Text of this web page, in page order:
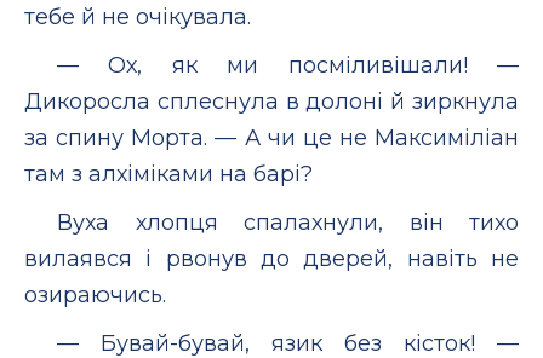
тебе й не очікувала.
— Ох, як ми посміливішали! —
Дикоросла сплеснула в долоні й зиркнула
за спину Морта. — А чи це не Максиміліан
там з алхіміками на барі?
Вуха хлопця спалахнули, він тихо
вилаявся і рвонув до дверей, навіть не
озираючись.
— Бувай-бувай, язик без кісток! —